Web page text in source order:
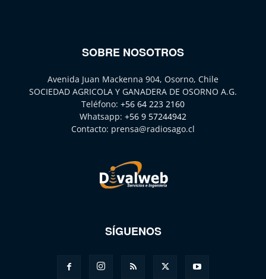
SOBRE NOSOTROS
Avenida Juan Mackenna 904, Osorno, Chile
SOCIEDAD AGRICOLA Y GANADERA DE OSORNO A.G.
Teléfono: +56 64 223 2160
Whatsapp: +56 9 57244942
Contacto: prensa@radiosago.cl
SÍGUENOS